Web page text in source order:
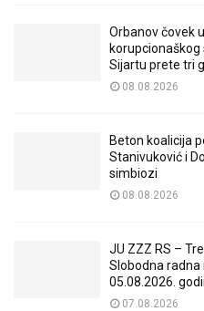
Orbanov čovek
korupcionaškog
Sijartu prete tri
08.08.2026
Beton koalicija
Stanivuković i
simbiozi
08.08.2026
JU ZZZ RS –
Slobodna
05.08.2026.
07.08.2026